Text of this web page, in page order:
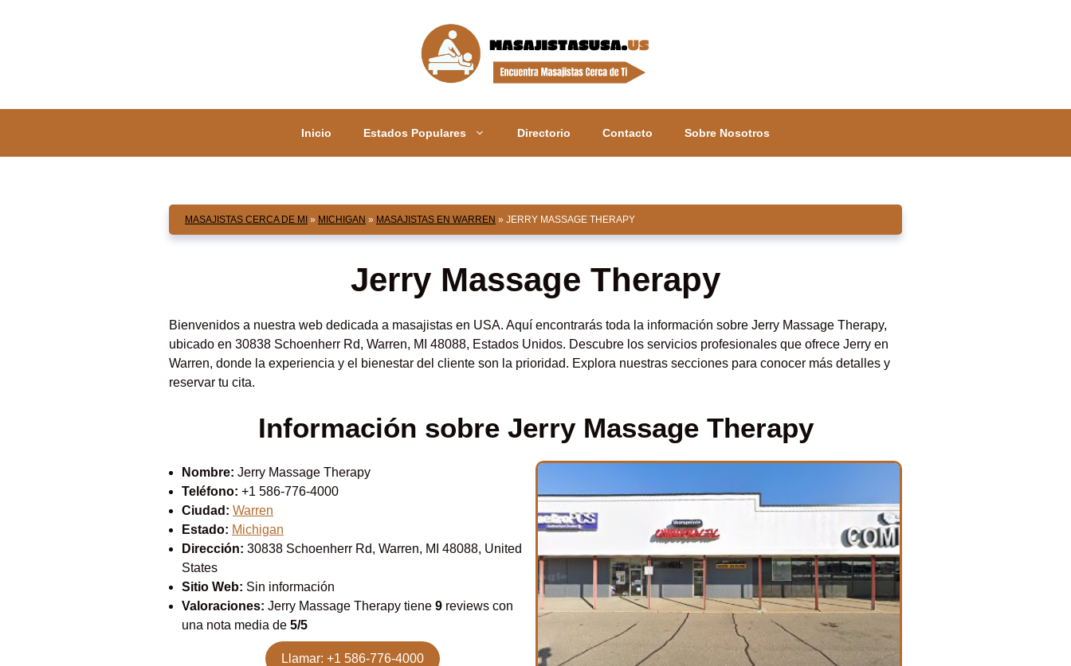
Inicio Estados Populares Directorio Contacto Sobre Nosotros
MASAJISTAS CERCA DE MI » MICHIGAN » MASAJISTAS EN WARREN » JERRY MASSAGE THERAPY
Jerry Massage Therapy
Bienvenidos a nuestra web dedicada a masajistas en USA. Aquí encontrarás toda la información sobre Jerry Massage Therapy,
ubicado en 30838 Schoenherr Rd, Warren, MI 48088, Estados Unidos. Descubre los servicios profesionales que ofrece Jerry en
Warren, donde la experiencia y el bienestar del cliente son la prioridad. Explora nuestras secciones para conocer más detalles y
reservar tu cita.
Información sobre Jerry Massage Therapy
Nombre: Jerry Massage Therapy
Teléfono: +1 586-776-4000
Ciudad: Warren
Estado: Michigan
Dirección: 30838 Schoenherr Rd, Warren, MI 48088, United
States
Sitio Web: Sin información
Valoraciones: Jerry Massage Therapy tiene 9 reviews con
una nota media de 5/5
Llamar: +1 586-776-4000